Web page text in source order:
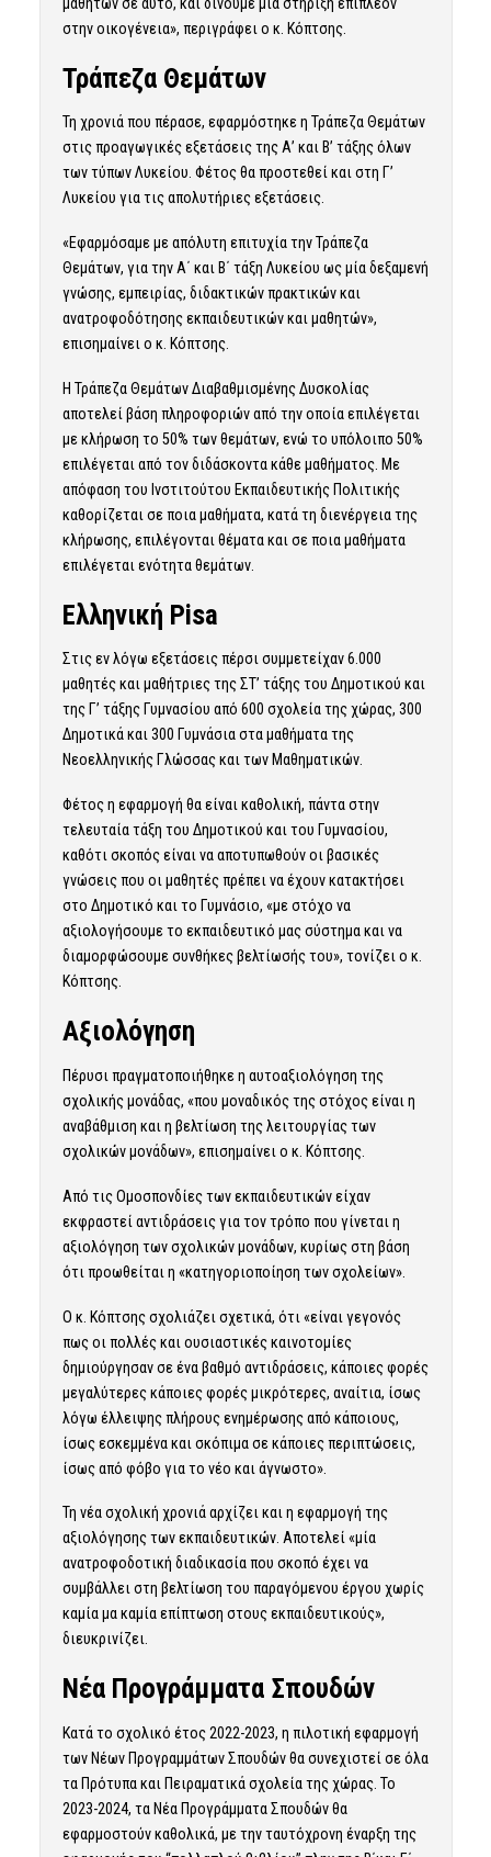
στην οικογένεια», περιγράφει ο κ. Κόπτσης.
Τράπεζα Θεμάτων
Τη χρονιά που πέρασε, εφαρμόστηκε η Τράπεζα Θεμάτων
στις προαγωγικές εξετάσεις της Α’ και Β’ τάξης όλων
των τύπων Λυκείου. Φέτος θα προστεθεί και στη Γ’
Λυκείου για τις απολυτήριες εξετάσεις.
«Εφαρμόσαμε με απόλυτη επιτυχία την Τράπεζα
Θεμάτων, για την Α΄ και Β΄ τάξη Λυκείου ως μία δεξαμενή
γνώσης, εμπειρίας, διδακτικών πρακτικών και
ανατροφοδότησης εκπαιδευτικών και μαθητών»,
επισημαίνει ο κ. Κόπτσης.
Η Τράπεζα Θεμάτων Διαβαθμισμένης Δυσκολίας
αποτελεί βάση πληροφοριών από την οποία επιλέγεται
με κλήρωση το 50% των θεμάτων, ενώ το υπόλοιπο 50%
επιλέγεται από τον διδάσκοντα κάθε μαθήματος. Με
απόφαση του Ινστιτούτου Εκπαιδευτικής Πολιτικής
καθορίζεται σε ποια μαθήματα, κατά τη διενέργεια της
κλήρωσης, επιλέγονται θέματα και σε ποια μαθήματα
επιλέγεται ενότητα θεμάτων.
Ελληνική Pisa
Στις εν λόγω εξετάσεις πέρσι συμμετείχαν 6.000
μαθητές και μαθήτριες της ΣΤ’ τάξης του Δημοτικού και
της Γ’ τάξης Γυμνασίου από 600 σχολεία της χώρας, 300
Δημοτικά και 300 Γυμνάσια στα μαθήματα της
Νεοελληνικής Γλώσσας και των Μαθηματικών.
Φέτος η εφαρμογή θα είναι καθολική, πάντα στην
τελευταία τάξη του Δημοτικού και του Γυμνασίου,
καθότι σκοπός είναι να αποτυπωθούν οι βασικές
γνώσεις που οι μαθητές πρέπει να έχουν κατακτήσει
στο Δημοτικό και το Γυμνάσιο, «με στόχο να
αξιολογήσουμε το εκπαιδευτικό μας σύστημα και να
διαμορφώσουμε συνθήκες βελτίωσής του», τονίζει ο κ.
Κόπτσης.
Αξιολόγηση
Πέρυσι πραγματοποιήθηκε η αυτοαξιολόγηση της
σχολικής μονάδας, «που μοναδικός της στόχος είναι η
αναβάθμιση και η βελτίωση της λειτουργίας των
σχολικών μονάδων», επισημαίνει ο κ. Κόπτσης.
Από τις Ομοσπονδίες των εκπαιδευτικών είχαν
εκφραστεί αντιδράσεις για τον τρόπο που γίνεται η
αξιολόγηση των σχολικών μονάδων, κυρίως στη βάση
ότι προωθείται η «κατηγοριοποίηση των σχολείων».
Ο κ. Κόπτσης σχολιάζει σχετικά, ότι «είναι γεγονός
πως οι πολλές και ουσιαστικές καινοτομίες
δημιούργησαν σε ένα βαθμό αντιδράσεις, κάποιες φορές
μεγαλύτερες κάποιες φορές μικρότερες, αναίτια, ίσως
λόγω έλλειψης πλήρους ενημέρωσης από κάποιους,
ίσως εσκεμμένα και σκόπιμα σε κάποιες περιπτώσεις,
ίσως από φόβο για το νέο και άγνωστο».
Τη νέα σχολική χρονιά αρχίζει και η εφαρμογή της
αξιολόγησης των εκπαιδευτικών. Αποτελεί «μία
ανατροφοδοτική διαδικασία που σκοπό έχει να
συμβάλλει στη βελτίωση του παραγόμενου έργου χωρίς
καμία μα καμία επίπτωση στους εκπαιδευτικούς»,
διευκρινίζει.
Νέα Προγράμματα Σπουδών
Κατά το σχολικό έτος 2022-2023, η πιλοτική εφαρμογή
των Νέων Προγραμμάτων Σπουδών θα συνεχιστεί σε όλα
τα Πρότυπα και Πειραματικά σχολεία της χώρας. Το
2023-2024, τα Νέα Προγράμματα Σπουδών θα
εφαρμοστούν καθολικά, με την ταυτόχρονη έναρξη της